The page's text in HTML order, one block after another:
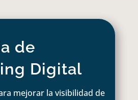
de
Digital
mejorar la visibilidad de